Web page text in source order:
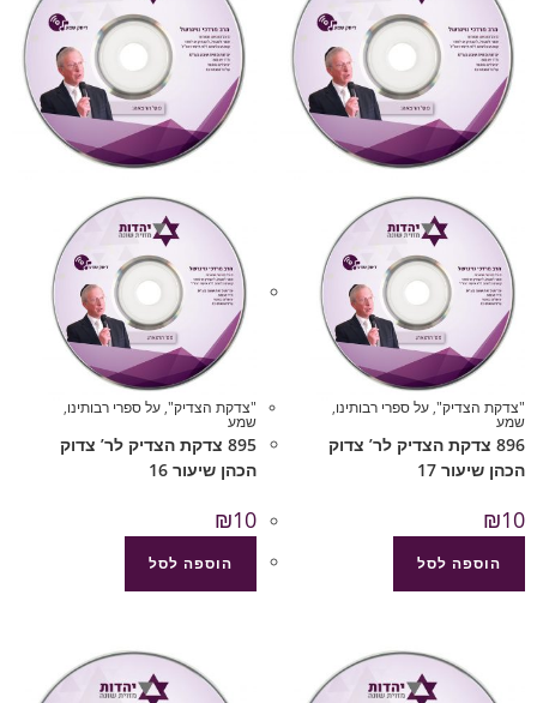
"צדקת הצדיק",על ספרי רבותינו,
שמע
896 צדקת הצדיק לר’ צדוק
הכהן שיעור 17
₪10
הוספה לסל
"צדקת הצדיק",על ספרי רבותינו,
שמע
895 צדקת הצדיק לר’ צדוק
הכהן שיעור 16
₪10
הוספה לסל